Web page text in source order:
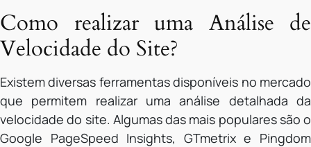
Como realizar uma Análise de
Velocidade do Site?
Existem diversas ferramentas disponíveis no mercado
que permitem realizar uma análise detalhada da
velocidade do site. Algumas das mais populares são o
Google PageSpeed Insights, GTmetrix e Pingdom